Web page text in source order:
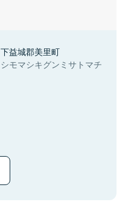
下益城郡美里町
シモマシキグンミサトマチ